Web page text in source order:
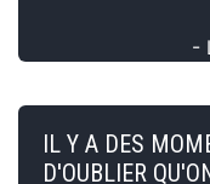
-
IL Y A DES
D'OUBLIER